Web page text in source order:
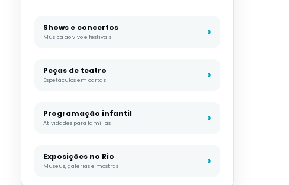
Shows e concertos
Música ao vivo e festivais
Peças de teatro
Espetáculos em cartaz
Programação infantil
Atividades para famílias
Exposições no Rio
Museus, galerias e mostras